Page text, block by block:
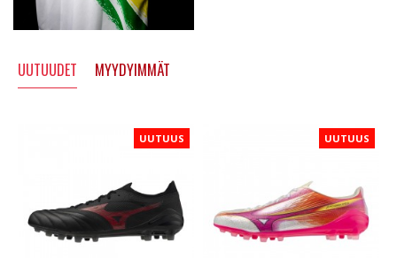
UUTUUDET MYYDYIMMÄT
UUTUUS UUTUUS